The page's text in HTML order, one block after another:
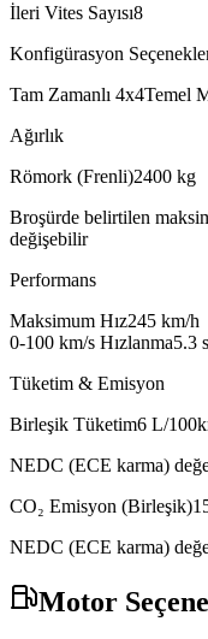
İleri Vites Sayısı8
Konfigürasyon
Tam Zamanlı 4x4Temel
Ağırlık
Römork (Frenli)2400 kg
Broşürde belirtilen
değişebilir
Performans
Maksimum Hız245 km/h
0-100 km/s Hızlanma5.3
Tüketim & Emisyon
Birleşik Tüketim6 L/
NEDC (ECE karma)
CO₂ Emisyon (Birleşik)
NEDC (ECE karma)
Motor